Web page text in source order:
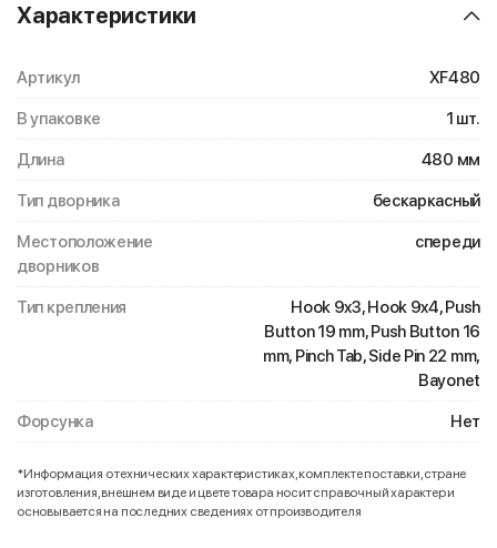
Характеристики
Артикул XF480
В упаковке 1 шт.
Длина 480 мм
Тип дворника бескаркасный
Местоположение
дворников
спереди
Тип крепления
Hook 9x3, Hook 9x4, Push
Button 19 mm, Push Button 16
mm, Pinch Tab, Side Pin 22 mm,
Bayonet
Форсунка Нет
*Информация о технических характеристиках, комплекте поставки, стране
изготовления, внешнем виде и цвете товара носит справочный характер и
основывается на последних сведениях от производителя